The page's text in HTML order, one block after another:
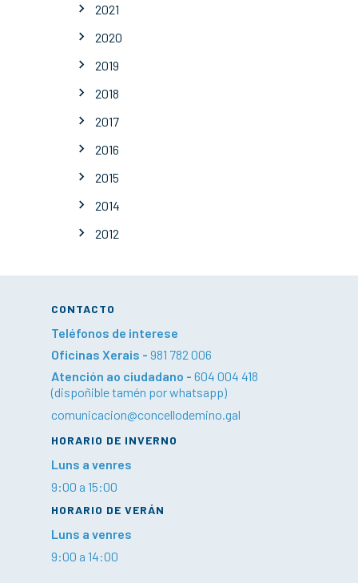
2021
2020
2019
2018
2017
2016
2015
2014
2012
CONTACTO
Teléfonos de interese
Oficinas Xerais - 981 782 006
Atención ao ciudadano - 604 004 418
(dispoñible tamén por whatsapp)
comunicacion@concellodemino.gal
HORARIO DE INVERNO
Luns a venres
9:00 a 15:00
HORARIO DE VERÁN
Luns a venres
9:00 a 14:00